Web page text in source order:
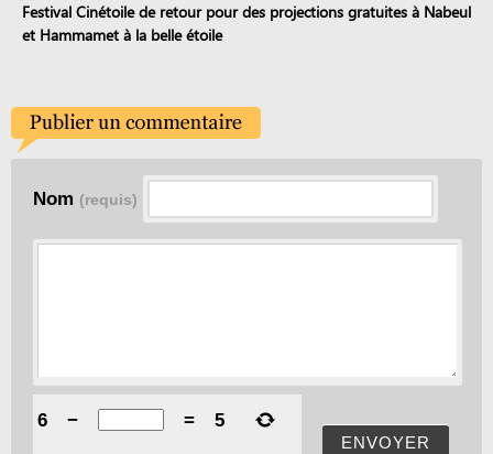
Festival Cinétoile de retour pour des projections gratuites à Nabeul
et Hammamet à la belle étoile
Nom (requis)
ENVOYER
6 − = 5